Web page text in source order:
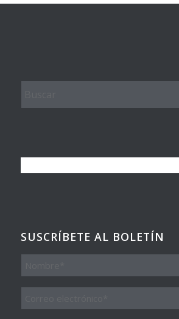
SUSCRÍBETE AL BOLETÍN
Nombre